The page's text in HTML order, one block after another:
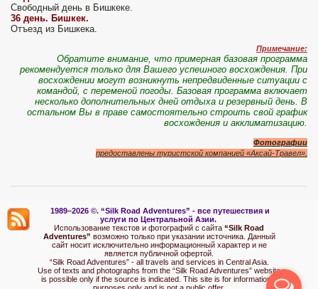
Свободный день в Бишкеке.
36 день. Бишкек.
Отъезд из Бишкека.
Примечание:
Обратите внимание, что примерная базовая программа
рекомендуется только для Вашего успешного восхождения. При
восхождении могут возникнуть непредвиденные ситуации с
командой, с переменой погоды. Базовая программа включает
несколько дополнительных дней отдыха и резервный день. В
остальном Вы в праве самостоятельно строить свой график
восхождения и акклиматизацию.
Фотографии
предоставлены туристской компанией «Аксай-Травел».
1989–2026 ©. “Silk Road Adventures” - все путешествия и
услуги по Центральной Азии.
Использование текстов и фотографий с сайта “Silk Road
Adventures” возможно только при указании источника. Данный
сайт носит исключительно информационный характер и не
является публичной офертой.
“Silk Road Adventures” - all travels and services in Central Asia.
Use of texts and photographs from the “Silk Road Adventures” website
is possible only if the source is indicated. This site is for informational